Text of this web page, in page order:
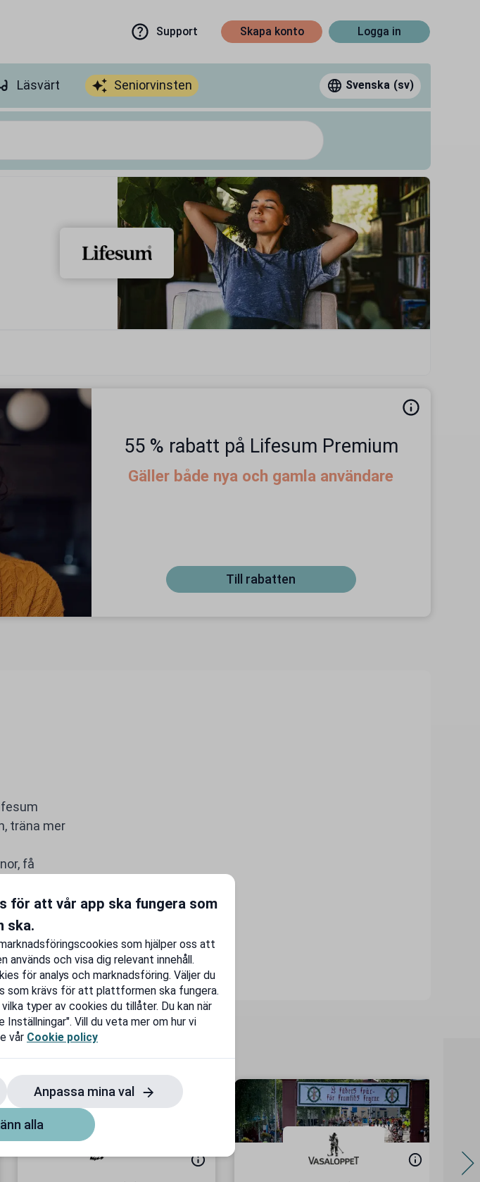
Support Skapa konto Logga in
Läsvärt Seniorvinsten Svenska (sv)
55 % rabatt på Lifesum Premium
Gäller både nya och gamla användare
Till rabatten
träna mer
få
och ta
efter
för att vår app ska fungera som
ska.
som hjälper oss att
används och visa dig relevant innehåll.
för analys och marknadsföring. Väljer du
som krävs för att plattformen ska fungera.
typer av cookies du tillåter. Du kan när
Inställningar". Vill du veta mer om hur vi
vår Cookie policy
Anpassa mina val
alla